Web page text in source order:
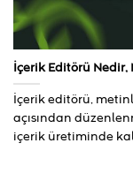
İçerik Editörü Nedir,
İçerik editörü,
açısından
içerik üretiminde